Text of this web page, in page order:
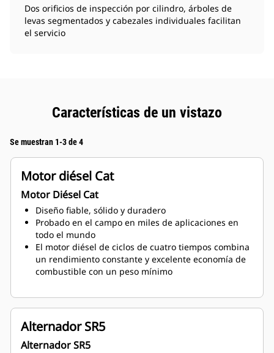
Dos orificios de inspección por cilindro, árboles de
levas segmentados y cabezales individuales facilitan
el servicio
Características de un vistazo
Se muestran 1-3 de 4
Motor diésel Cat
Motor Diésel Cat
Diseño fiable, sólido y duradero
Probado en el campo en miles de aplicaciones en
todo el mundo
El motor diésel de ciclos de cuatro tiempos combina
un rendimiento constante y excelente economía de
combustible con un peso mínimo
Alternador SR5
Alternador SR5